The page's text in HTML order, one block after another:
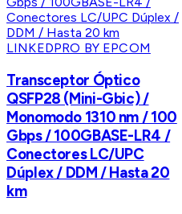
LINKEDPRO BY EPCOM
Transceptor Óptico
QSFP28 (Mini-Gbic) /
Monomodo 1310 nm / 100
Gbps / 100GBASE-LR4 /
Conectores LC/UPC
Dúplex / DDM / Hasta 20
km